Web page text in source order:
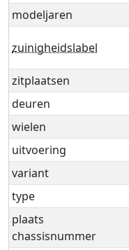
modeljaren
zuinigheidslabel
zitplaatsen
deuren
wielen
uitvoering
variant
type
plaats
chassisnummer